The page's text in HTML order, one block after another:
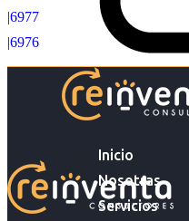
Inicio
Nosotras
Servicios
|6977
|6976